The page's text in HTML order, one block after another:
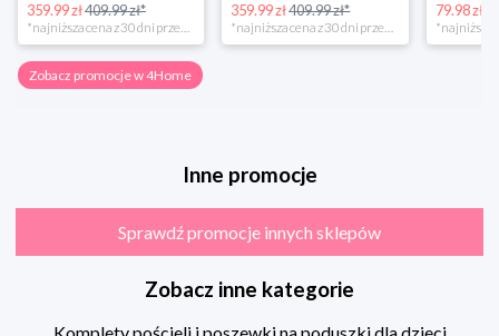
359.99 zł409.99 zł* 359.99 zł409.99 zł* 79.98 zł
Zobacz promocje w 4Home
Inne promocje
Sprawdź promocje innych sklepów
Zobacz inne kategorie